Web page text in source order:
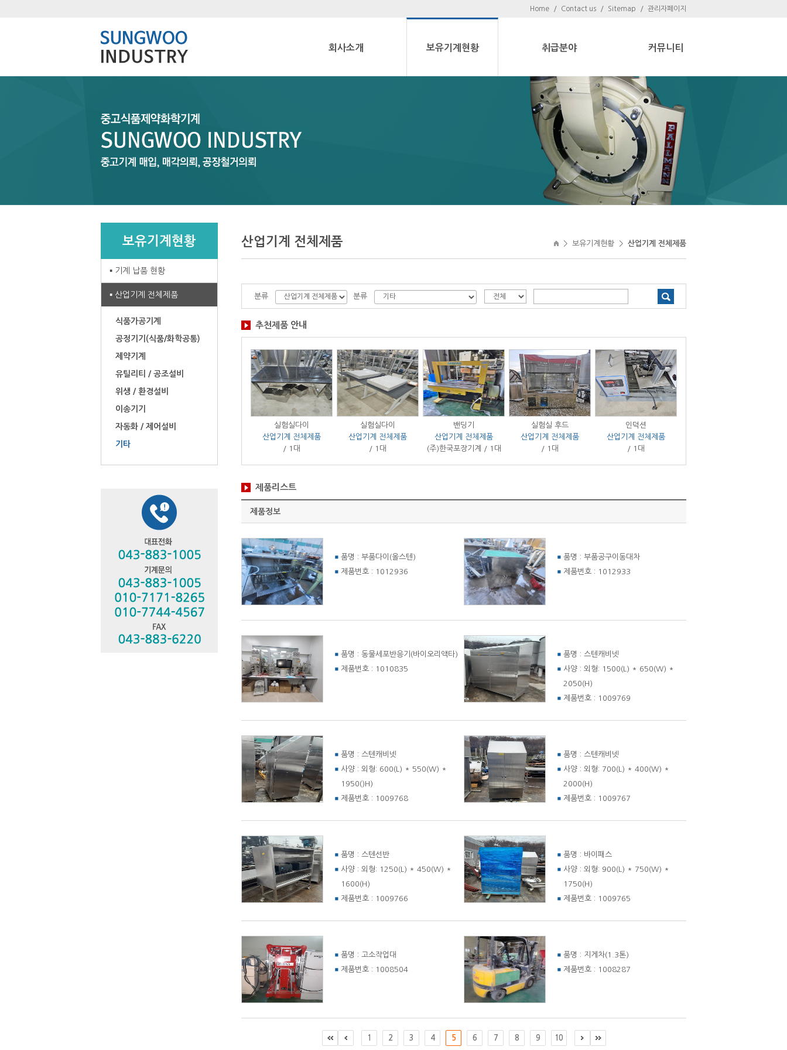
Home / Contact us / Sitemap / 관리자페이지
회사소개 보유기계현황 취급분야 커뮤니티
보유기계현황
기계 납품 현황
산업기계 전체제품
식품가공기계
공정기기(식품/화학공통)
제약기계
유틸리티 / 공조설비
위생 / 환경설비
이송기기
자동화 / 제어설비
기타
산업기계 전체제품 > 보유기계현황 > 산업기계 전체제품
분류 분류
추천제품 안내
스텐다이
/ 1대
실험실다이
산업기계 전체제품
/ 1대
실험실다이
산업기계 전체제품
/ 1대
밴딩기
산업기계 전체제품
(주)한국포장기계 / 1대
실험실 후드
산업기계 전체제품
/ 1대
인덕션
산업기계 전체제품
/ 1대
제품리스트
제품정보
품명 : 부품다이(올스텐)
제품번호 : 1012936
품명 : 부품공구이동대차
제품번호 : 1012933
품명 : 동물세포반응기(바이오리액타)
제품번호 : 1010835
품명 : 스텐캐비넷
사양 : 외형: 1500(L) * 650(W) *
2050(H)
제품번호 : 1009769
품명 : 스텐캐비넷
사양 : 외형: 600(L) * 550(W) *
1950()H)
제품번호 : 1009768
품명 : 스텐캐비넷
사양 : 외형: 700(L) * 400(W) *
2000(H)
제품번호 : 1009767
품명 : 스텐선반
사양 : 외형: 1250(L) * 450(W) *
1600(H)
제품번호 : 1009766
품명 : 바이패스
사양 : 외형: 900(L) * 750(W) *
1750(H)
제품번호 : 1009765
품명 : 고소작업대
제품번호 : 1008504
품명 : 지게차(1.3톤)
제품번호 : 1008287
1 2 3 4 5 6 7 8 9 10